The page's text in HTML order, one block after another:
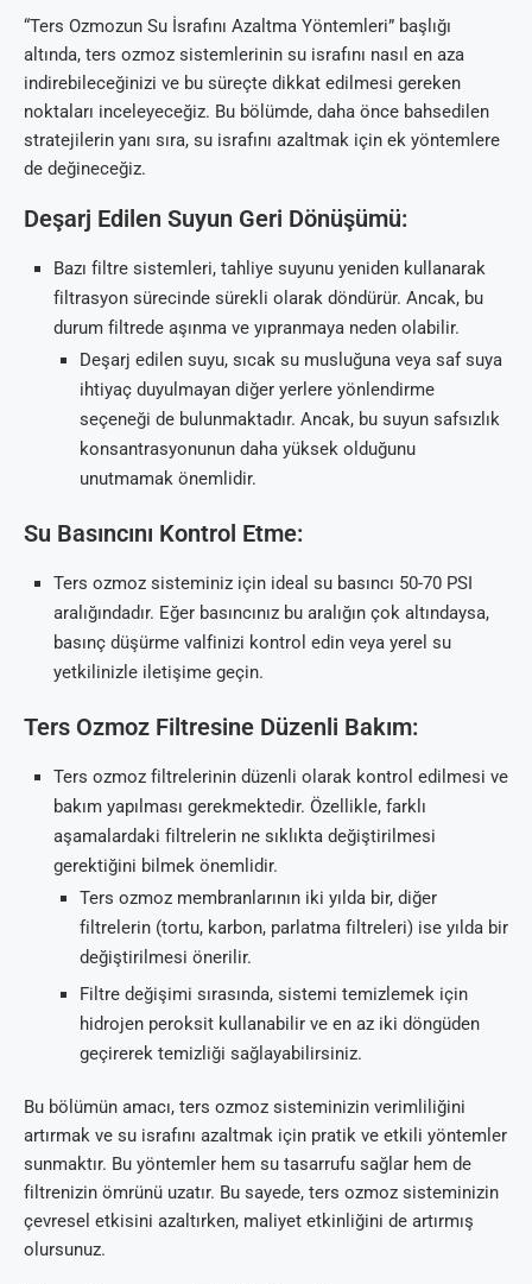
“Ters Ozmozun Su İsrafını Azaltma Yöntemleri” başlığı
altında, ters ozmoz sistemlerinin su israfını nasıl en aza
indirebileceğinizi ve bu süreçte dikkat edilmesi gereken
noktaları inceleyeceğiz. Bu bölümde, daha önce bahsedilen
stratejilerin yanı sıra, su israfını azaltmak için ek yöntemlere
de değineceğiz.
Deşarj Edilen Suyun Geri Dönüşümü:
Bazı filtre sistemleri, tahliye suyunu yeniden kullanarak
filtrasyon sürecinde sürekli olarak döndürür. Ancak, bu
durum filtrede aşınma ve yıpranmaya neden olabilir.
Deşarj edilen suyu, sıcak su musluğuna veya saf suya
ihtiyaç duyulmayan diğer yerlere yönlendirme
seçeneği de bulunmaktadır. Ancak, bu suyun safsızlık
konsantrasyonunun daha yüksek olduğunu
unutmamak önemlidir.
Su Basıncını Kontrol Etme:
Ters ozmoz sisteminiz için ideal su basıncı 50-70 PSI
aralığındadır. Eğer basıncınız bu aralığın çok altındaysa,
basınç düşürme valfinizi kontrol edin veya yerel su
yetkilinizle iletişime geçin.
Ters Ozmoz Filtresine Düzenli Bakım:
Ters ozmoz filtrelerinin düzenli olarak kontrol edilmesi ve
bakım yapılması gerekmektedir. Özellikle, farklı
aşamalardaki filtrelerin ne sıklıkta değiştirilmesi
gerektiğini bilmek önemlidir.
Ters ozmoz membranlarının iki yılda bir, diğer
filtrelerin (tortu, karbon, parlatma filtreleri) ise yılda bir
değiştirilmesi önerilir.
Filtre değişimi sırasında, sistemi temizlemek için
hidrojen peroksit kullanabilir ve en az iki döngüden
geçirerek temizliği sağlayabilirsiniz.
Bu bölümün amacı, ters ozmoz sisteminizin verimliliğini
artırmak ve su israfını azaltmak için pratik ve etkili yöntemler
sunmaktır. Bu yöntemler hem su tasarrufu sağlar hem de
filtrenizin ömrünü uzatır. Bu sayede, ters ozmoz sisteminizin
çevresel etkisini azaltırken, maliyet etkinliğini de artırmış
olursunuz.